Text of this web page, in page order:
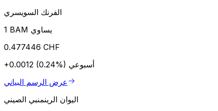
الفرنك السويسري
1 BAM يساوي
0.477446 CHF
+0.0012 (0.24%) أسبوعي
عرض الرسم البياني
اليوان الرينمنبي الصيني